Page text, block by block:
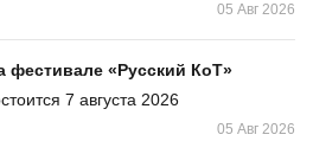
05 Авг 2026
фестивале «Русский КоТ»
7 августа 2026
05 Авг 2026